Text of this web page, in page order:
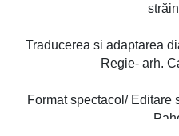
Traducerea si adaptarea
Regie- arh.
Format spectacol/